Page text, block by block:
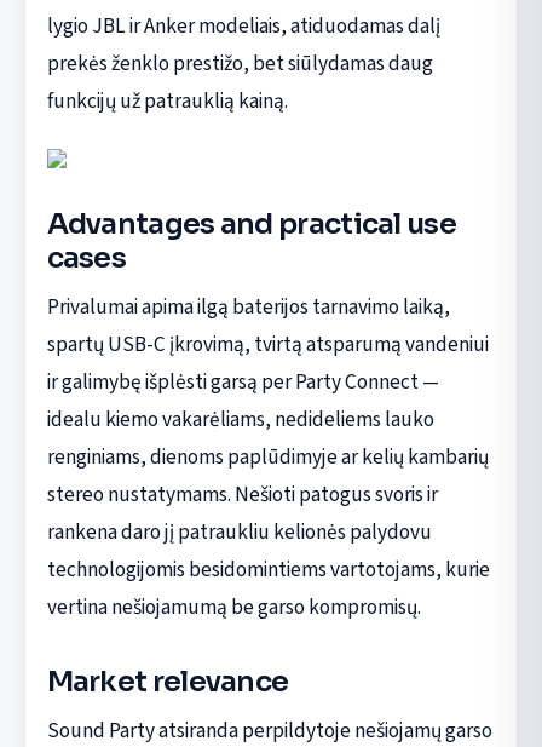
lygio JBL ir Anker modeliais, atiduodamas dalį
prekės ženklo prestižo, bet siūlydamas daug
funkcijų už patrauklią kainą.
Advantages and practical use
cases
Privalumai apima ilgą baterijos tarnavimo laiką,
spartų USB-C įkrovimą, tvirtą atsparumą vandeniui
ir galimybę išplėsti garsą per Party Connect —
idealu kiemo vakarėliams, nedideliems lauko
renginiams, dienoms paplūdimyje ar kelių kambarių
stereo nustatymams. Nešioti patogus svoris ir
rankena daro jį patraukliu kelionės palydovu
technologijomis besidomintiems vartotojams, kurie
vertina nešiojamumą be garso kompromisų.
Market relevance
Sound Party atsiranda perpildytoje nešiojamų garso